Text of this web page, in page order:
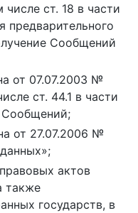
ст. 18 в части
предварительного
Сообщений
от 07.07.2003 №
ст. 44.1 в части
Сообщений;
от 27.07.2006 №
актов
также
государств, в